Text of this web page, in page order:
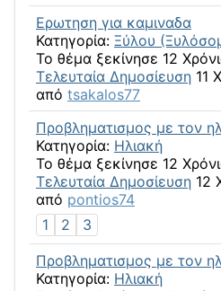
Ερωτηση για καμιναδα
Κατηγορία: Ξύλου
Το θέμα ξεκίνησε 12
Τελευταία Δημοσίευση 11
από tsakalos77
Προβληματισμος με τον
Κατηγορία: Ηλιακή
Το θέμα ξεκίνησε 12
Τελευταία Δημοσίευση 12
από pontios74
1
2
3
Προβληματισμος με τον
Κατηγορία: Ηλιακή